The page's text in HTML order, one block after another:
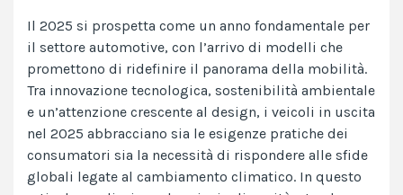
Il 2025 si prospetta come un anno fondamentale per
il settore automotive, con l’arrivo di modelli che
promettono di ridefinire il panorama della mobilità.
Tra innovazione tecnologica, sostenibilità ambientale
e un’attenzione crescente al design, i veicoli in uscita
nel 2025 abbracciano sia le esigenze pratiche dei
consumatori sia la necessità di rispondere alle sfide
globali legate al cambiamento climatico. In questo